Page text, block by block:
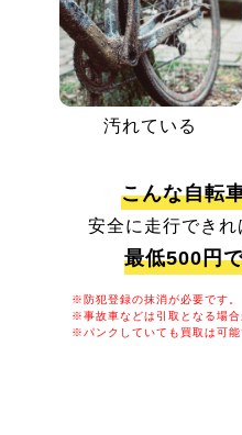
汚れている
こんな自転
安全に走行でき
最低500円
※防犯登録の抹消が必要です。
※事故車などは引取となる場合
※パンクしていても買取は可能